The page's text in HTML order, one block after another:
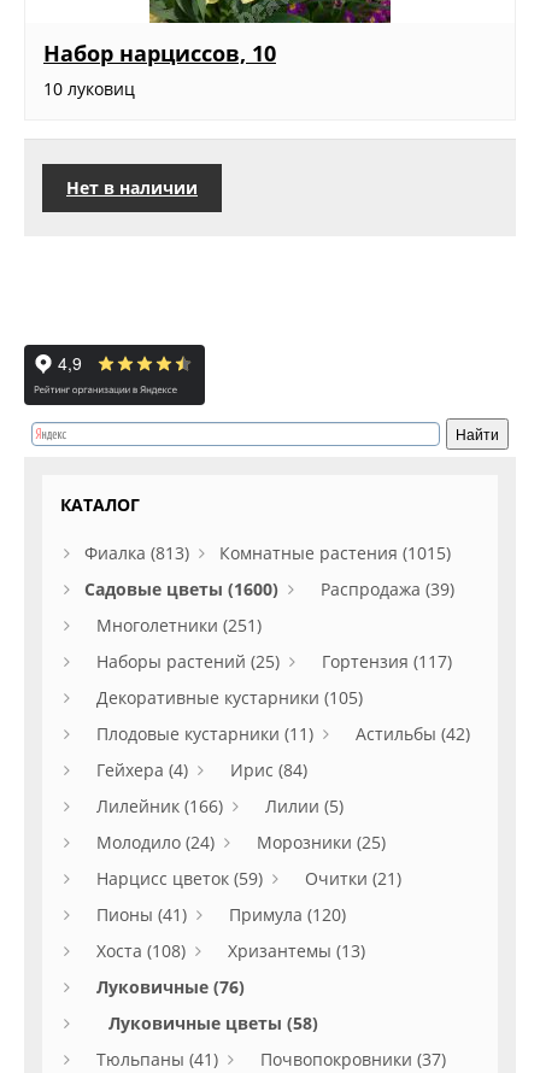
Набор нарциссов, 10
10 луковиц
Нет в наличии
КАТАЛОГ
Фиалка (813)
Комнатные растения (1015)
Садовые цветы (1600)
Распродажа (39)
Многолетники (251)
Наборы растений (25)
Гортензия (117)
Декоративные кустарники (105)
Плодовые кустарники (11)
Астильбы (42)
Гейхера (4)
Ирис (84)
Лилейник (166)
Лилии (5)
Молодило (24)
Морозники (25)
Нарцисс цветок (59)
Очитки (21)
Пионы (41)
Примула (120)
Хоста (108)
Хризантемы (13)
Луковичные (76)
Луковичные цветы (58)
Тюльпаны (41)
Почвопокровники (37)